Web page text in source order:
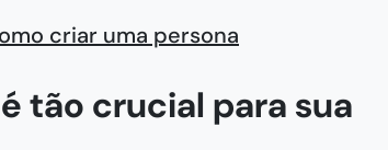
criar uma persona
tão crucial para sua